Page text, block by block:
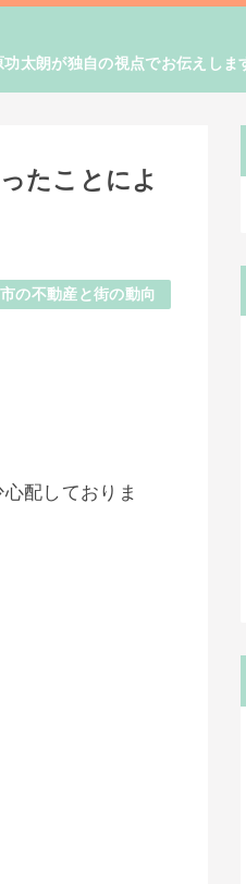
太朗が独自の視点でお伝えしま
たことによ
の不動産と街の動向
配しておりま